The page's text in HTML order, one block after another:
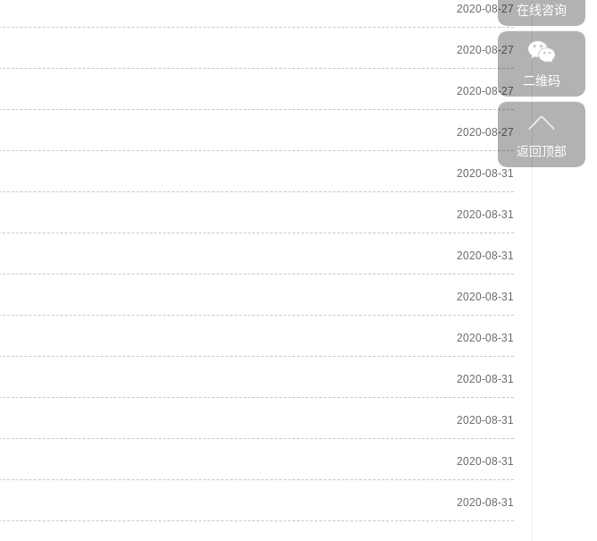
2020-08-27
2020-08-27
2020-08-27
2020-08-27
2020-08-31
2020-08-31
2020-08-31
2020-08-31
2020-08-31
2020-08-31
2020-08-31
2020-08-31
2020-08-31
在线咨询
二维码
返回顶部